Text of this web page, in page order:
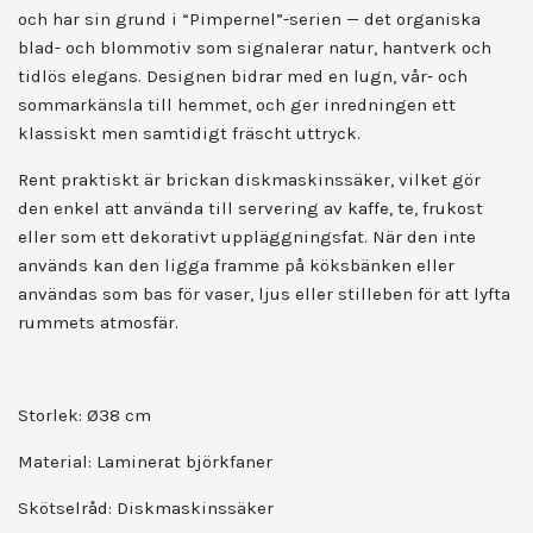
och har sin grund i “Pimpernel”-serien — det organiska
blad- och blom­motiv som signalerar natur, hantverk och
tidlös elegans. Designen bidrar med en lugn, vår‑ och
sommarkänsla till hemmet, och ger inredningen ett
klassiskt men samtidigt fräscht uttryck.
Rent praktiskt är brickan diskmaskinssäker, vilket gör
den enkel att använda till servering av kaffe, te, frukost
eller som ett dekorativt uppläggningsfat. När den inte
används kan den ligga framme på köksbänken eller
användas som bas för vaser, ljus eller stilleben för att lyfta
rummets atmosfär.
Storlek: Ø38 cm
Material: Laminerat björkfaner
Skötselråd: Diskmaskinssäker